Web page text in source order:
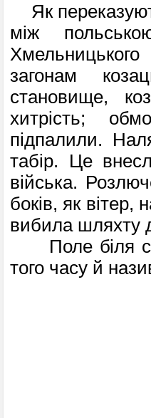
Як
між
загонам
становище,
хитрість;
підпалили.
табір. Це
війська.
боків, як вітер,
вибила шляхту
Поле біля
того часу й